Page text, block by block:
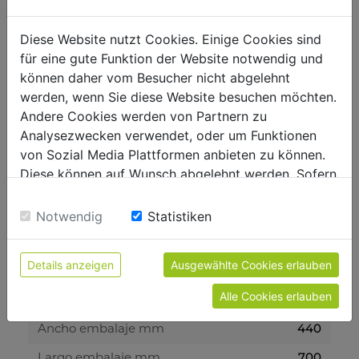
Rendimiento generador W 2800
Autonomía en H 6
Nivel potencia acústica y vibración
Presión acústica en dB 64-76
Peso bruto kg
Peso neto kg 39.30
Ancho embalaje mm 440
Diese Website nutzt Cookies. Einige Cookies sind
für eine gute Funktion der Website notwendig und
können daher vom Besucher nicht abgelehnt
werden, wenn Sie diese Website besuchen möchten.
Andere Cookies werden von Partnern zu
Analysezwecken verwendet, oder um Funktionen
von Sozial Media Plattformen anbieten zu können.
Diese können auf Wunsch abgelehnt werden. Sofern
Einwilligung zu unseren Cookies.
Notwendig Statistiken
Details anzeigen Ausgewählte Cookies erlauben
Alle Cookies erlauben